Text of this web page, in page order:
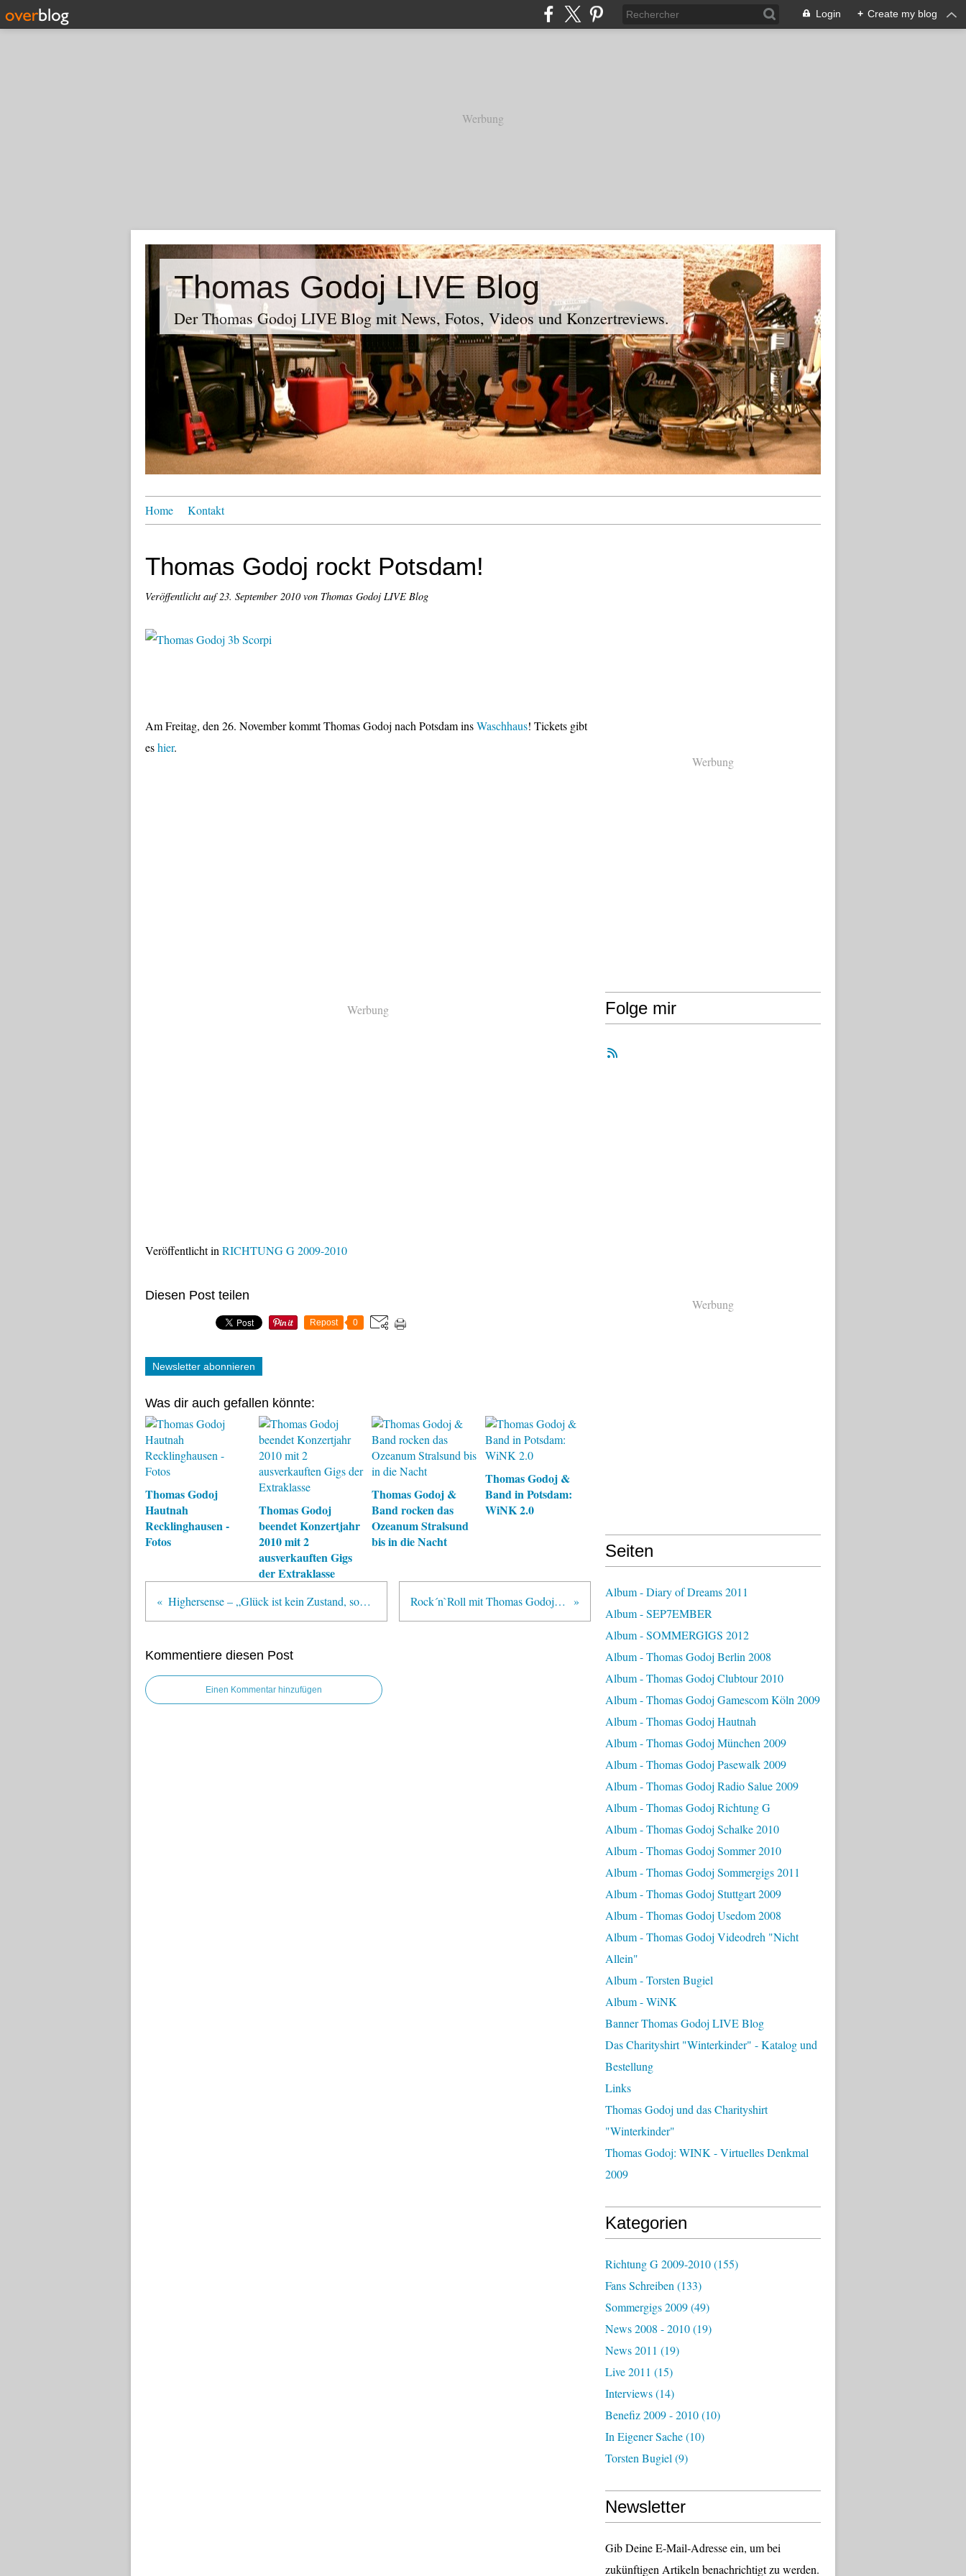
Login + Create my blog
Werbung
Thomas Godoj LIVE Blog
Der Thomas Godoj LIVE Blog mit News, Fotos, Videos und Konzertreviews.
Home Kontakt
Thomas Godoj rockt Potsdam!
Veröffentlicht auf23. September 2010von Thomas Godoj LIVE Blog
Am Freitag, den 26. November kommt Thomas Godoj nach Potsdam insWaschhaus! Tickets gibt
eshier.
Werbung
Veröffentlicht in RICHTUNG G 2009-2010
Diesen Post teilen
Repost 0
Newsletter abonnieren
Was dir auch gefallen könnte:
Thomas Godoj
Hautnah
Recklinghausen -
Fotos
Thomas Godoj
beendet Konzertjahr
2010 mit 2
ausverkauften Gigs
der Extraklasse
Thomas Godoj &
Band rocken das
Ozeanum Stralsund
bis in die Nacht
Thomas Godoj &
Band in Potsdam:
WiNK 2.0
Highersense – „Glück ist kein Zustand, sondern eine Lebenseinstellung“ Rock´n`Roll mit Thomas Godoj im Ozeanum Stralsund
Kommentiere diesen Post
Einen Kommentar hinzufügen
Werbung
Folge mir
Werbung
Seiten
Album - Diary of Dreams 2011
Album - SEP7EMBER
Album - SOMMERGIGS 2012
Album - Thomas Godoj Berlin 2008
Album - Thomas Godoj Clubtour 2010
Album - Thomas Godoj Gamescom Köln 2009
Album - Thomas Godoj Hautnah
Album - Thomas Godoj München 2009
Album - Thomas Godoj Pasewalk 2009
Album - Thomas Godoj Radio Salue 2009
Album - Thomas Godoj Richtung G
Album - Thomas Godoj Schalke 2010
Album - Thomas Godoj Sommer 2010
Album - Thomas Godoj Sommergigs 2011
Album - Thomas Godoj Stuttgart 2009
Album - Thomas Godoj Usedom 2008
Album - Thomas Godoj Videodreh "Nicht
Allein"
Album - Torsten Bugiel
Album - WiNK
Banner Thomas Godoj LIVE Blog
Das Charityshirt "Winterkinder" - Katalog und
Bestellung
Links
Thomas Godoj und das Charityshirt
"Winterkinder"
Thomas Godoj: WINK - Virtuelles Denkmal
2009
Kategorien
Richtung G 2009-2010(155)
Fans Schreiben (133)
Sommergigs 2009(49)
News 2008 - 2010(19)
News 2011 (19)
Live 2011 (15)
Interviews(14)
Benefiz 2009 - 2010(10)
In Eigener Sache(10)
Torsten Bugiel (9)
Newsletter
Gib Deine E-Mail-Adresse ein, um bei
zukünftigen Artikeln benachrichtigt zu werden.